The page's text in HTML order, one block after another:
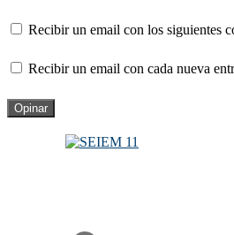
Recibir un email con los siguientes
Recibir un email con cada nueva